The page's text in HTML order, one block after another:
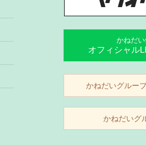
かねだ
オフィシャル
かねだいグルー
かねだいグ